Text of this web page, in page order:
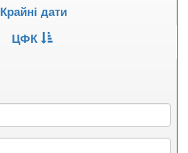
Крайні дати
ЦФК